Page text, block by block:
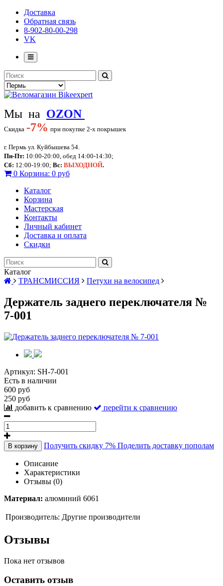
Доставка
Обратная связь
8-902-80-00-298
VK
Мы на OZON
Скидка -7% при покупке 2-х покрышек
г. Пермь ул. Куйбышева 54.
Пн-Пт: 10:00-20:00, обед 14:00-14:30;
Сб: 12:00-19:00; Вс: ВЫХОДНОЙ.
0 Корзина: 0 руб
Каталог
Корзина
Мастерская
Контакты
Личный кабинет
Доставка и оплата
Скидки
Каталог
ТРАНСМИССИЯ
Петухи на велосипед
Держатель заднего переключателя №
7-001
Артикул: SH-7-001
Есть в наличии
600 руб
250 руб
добавить к сравнению
перейти к сравнению
В корзину Получить скидку 7% Поделить доставку пополам
Описание
Характеристики
Отзывы (0)
Материал: алюминий 6061
Производитель: Другие производители
Отзывы
Пока нет отзывов
Оставить отзыв